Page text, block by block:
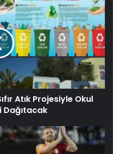
Atık Projesiyle Okul
Dağıtacak